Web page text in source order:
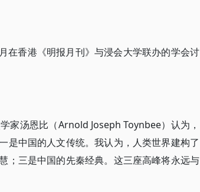
在香港《明报月刊》与浸会大学联办的学会讨
家汤恩比（Arnold Joseph Toynbee）认为，
是中国的人文传统。我认为，人类世界建构了
；三是中国的先秦经典。这三座高峰将永远与